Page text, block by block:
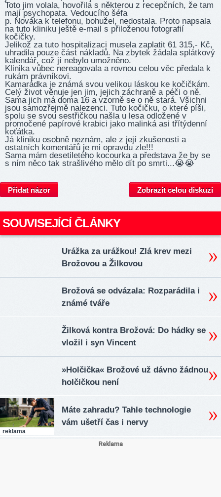
Toto jim volala, hovořila s některou z recepčních, že tam
mají psychopata. Vedoucího šéfa
p. Nováka k telefonu, bohužel, nedostala. Proto napsala
na tuto kliniku ještě e-mail s přiloženou fotografií
kočičky.
Jelikož za tuto hospitalizaci musela zaplatit 61 315,- Kč,
uhradila pouze část nákladů. Na zbytek žádala splátkový
kalendář, což jí nebylo umožněno.
Klinika vůbec nereagovala a rovnou celou věc předala k
rukám právníkovi.
Kamarádka je známá svou velikou láskou ke kočičkám.
Celý život věnuje jen jim, jejich záchraně a péči o ně.
Sama jich má doma 16 a vzorně se o ně stará. Všichni
jsou samozřejmě nalezenci. Tuto kočičku, o které píši,
spolu se svou sestřičkou našla u lesa odložené v
promočené papírové krabici jako malinká asi třítýdenní
koťátka.
Já kliniku osobně neznám, ale z její zkušenosti a
ostatních komentářů je mi opravdu zle!!!
Sama mám desetiletého kocourka a představa že by se
s ním něco tak strašlivého mělo dít po smrti...😭😭
Přidat názor Zobrazit celou diskuzi
SOUVISEJÍCÍ ČLÁNKY
Urážka za urážkou! Zlá krev mezi
Brožovou a Žilkovou
Brožová se odvázala: Rozparádila i
známé tváře
Žilková kontra Brožová: Do hádky se
vložil i syn Vincent
»Holčička« Brožové už dávno žádnou
holčičkou není
reklama
Máte zahradu? Tahle technologie
vám ušetří čas i nervy